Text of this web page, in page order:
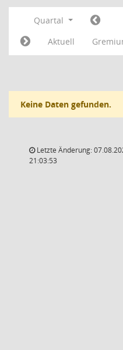
Quartal
Aktuell
Keine Daten gefunden.
Letzte Änderung:
21:03:53